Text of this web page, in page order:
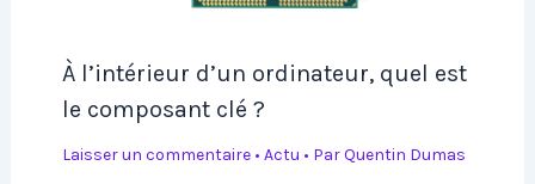
À l’intérieur d’un ordinateur, quel est
le composant clé ?
Laisser un commentaire • Actu • ParQuentin Dumas